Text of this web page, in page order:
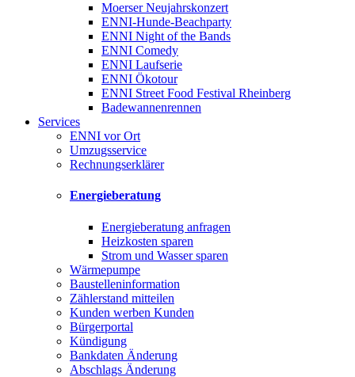
Moerser Neujahrskonzert
ENNI-Hunde-Beachparty
ENNI Night of the Bands
ENNI Comedy
ENNI Laufserie
ENNI Ökotour
ENNI Street Food Festival Rheinberg
Badewannenrennen
Services
ENNI vor Ort
Umzugsservice
Rechnungserklärer
Energieberatung
Energieberatung anfragen
Heizkosten sparen
Strom und Wasser sparen
Wärmepumpe
Baustelleninformation
Zählerstand mitteilen
Kunden werben Kunden
Bürgerportal
Kündigung
Bankdaten Änderung
Abschlags Änderung